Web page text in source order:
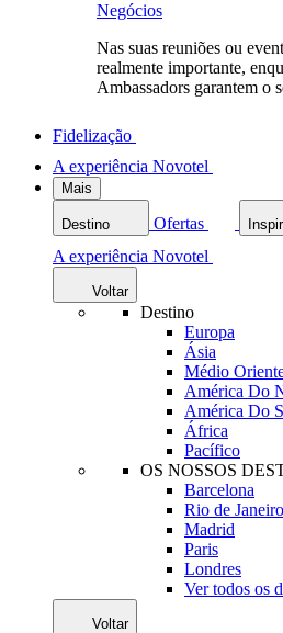
Negócios
Nas suas reuniões ou
realmente importante,
Ambassadors garantem o
Fidelização
A experiência Novotel
Mais
Destino Ofertas
A experiência Novotel
Voltar
Destino
Europa
Ásia
Médio
América Do
América Do
África
Pacífico
OS NOSSOS
Barcelona
Rio de Janeiro
Madrid
Paris
Londres
Ver todos os
Voltar